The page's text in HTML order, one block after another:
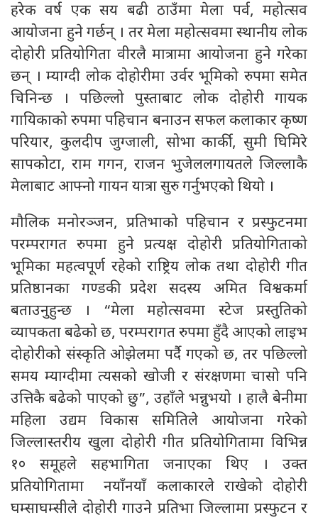
हरेक वर्ष एक सय बढी ठाउँमा मेला पर्व, महोत्सव
आयोजना हुने गर्छन् । तर मेला महोत्सवमा स्थानीय लोक
दोहोरी प्रतियोगिता वीरलै मात्रामा आयोजना हुने गरेका
छन् । म्याग्दी लोक दोहोरीमा उर्वर भूमिको रुपमा समेत
चिनिन्छ । पछिल्लो पुस्ताबाट लोक दोहोरी गायक
गायिकाको रुपमा पहिचान बनाउन सफल कलाकार कृष्ण
परियार, कुलदीप जुग्जाली, सोभा कार्की, सुमी घिमिरे
सापकोटा, राम गगन, राजन भुजेललगायतले जिल्लाकै
मेलाबाट आफ्नो गायन यात्रा सुरु गर्नुभएको थियो ।
मौलिक मनोरञ्जन, प्रतिभाको पहिचान र प्रस्फुटनमा
परम्परागत रुपमा हुने प्रत्यक्ष दोहोरी प्रतियोगिताको
भूमिका महत्वपूर्ण रहेको राष्ट्रिय लोक तथा दोहोरी गीत
प्रतिष्ठानका गण्डकी प्रदेश सदस्य अमित विश्वकर्मा
बताउनुहुन्छ । “मेला महोत्सवमा स्टेज प्रस्तुतिको
व्यापकता बढेको छ, परम्परागत रुपमा हुँदै आएको लाइभ
दोहोरीको संस्कृति ओझेलमा पर्दै गएको छ, तर पछिल्लो
समय म्याग्दीमा त्यसको खोजी र संरक्षणमा चासो पनि
उत्तिकै बढेको पाएको छु”, उहाँले भन्नुभयो । हालै बेनीमा
महिला उद्यम विकास समितिले आयोजना गरेको
जिल्लास्तरीय खुला दोहोरी गीत प्रतियोगितामा विभिन्न
१० समूहले सहभागिता जनाएका थिए । उक्त
प्रतियोगितामा नयाँनयाँ कलाकारले राखेको दोहोरी
घम्साघम्सीले दोहोरी गाउने प्रतिभा जिल्लामा प्रस्फुटन र